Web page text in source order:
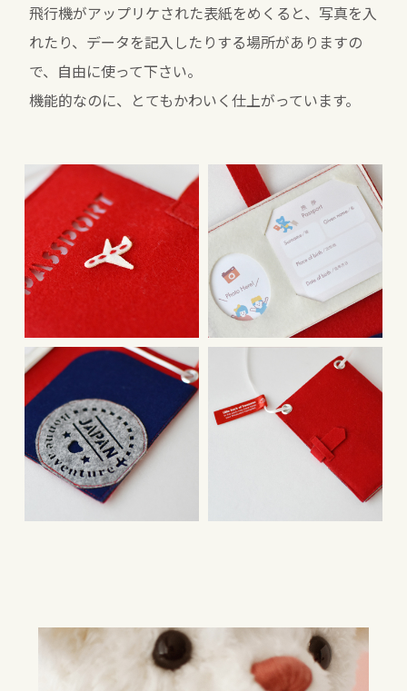
飛行機がアップリケされた表紙をめくると、写真を入
れたり、データを記入したりする場所がありますの
で、自由に使って下さい。
機能的なのに、とてもかわいく仕上がっています。